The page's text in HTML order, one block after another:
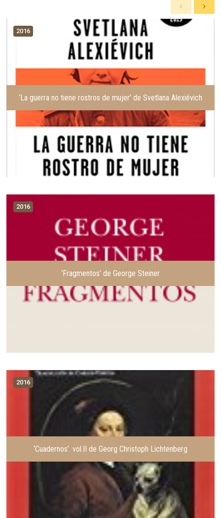
A
n
t
r
S
i
t
e
2016
‘La guerra no tiene rostros de mujer’ de Svetlana Alexiévich
2016
‘Fragmentos’ de George Steiner
2016
‘Cuadernos’. vol.II de Georg Christoph Lichtenberg